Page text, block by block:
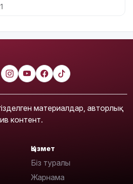
материалдар, авторлық
контент.
Қызмет
Біз туралы
Жарнама